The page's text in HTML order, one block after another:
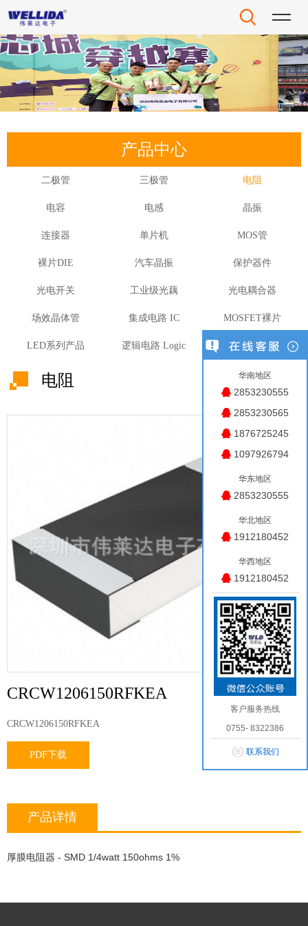
产品中心
二极管 三极管 电阻
电容 电感 晶振
连接器 单片机 MOS管
裸片DIE 汽车晶振 保护器件
光电开关 工业级光藕 光电耦合器
场效晶体管 集成电路 IC MOSFET裸片
LED系列产品 逻辑电路 Logic 光 MOS固态光耦
电阻
CRCW1206150RFKEA
CRCW1206150RFKEA
PDF下载
产品详情
厚膜电阻器 - SMD 1/4watt 150ohms 1%
华南地区
2853230555
2853230565
1876725245
1097926794
华东地区
2853230555
华北地区
1912180452
华西地区
1912180452
客户服务热线
0755- 8322386
联系我们